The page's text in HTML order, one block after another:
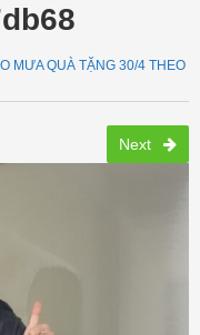
MƯA QUÀ TẶNG 30/4 THEO
Next